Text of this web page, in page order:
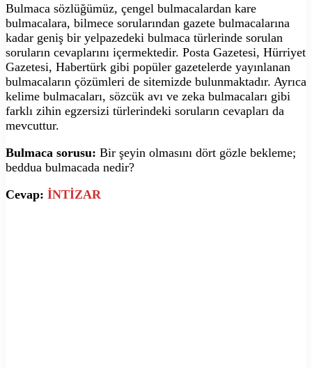
Bulmaca sözlüğümüz, çengel bulmacalardan kare
bulmacalara, bilmece sorularından gazete bulmacalarına
kadar geniş bir yelpazedeki bulmaca türlerinde sorulan
soruların cevaplarını içermektedir. Posta Gazetesi, Hürriyet
Gazetesi, Habertürk gibi popüler gazetelerde yayınlanan
bulmacaların çözümleri de sitemizde bulunmaktadır. Ayrıca
kelime bulmacaları, sözcük avı ve zeka bulmacaları gibi
farklı zihin egzersizi türlerindeki soruların cevapları da
mevcuttur.
Bulmaca sorusu: Bir şeyin olmasını dört gözle bekleme;
beddua bulmacada nedir?
Cevap: İNTİZAR